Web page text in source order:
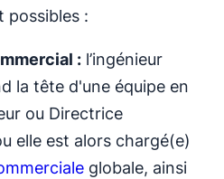
possibles :
: l’ingénieur
la tête d'une équipe en
ou Directrice
elle est alors chargé(e)
globale, ainsi